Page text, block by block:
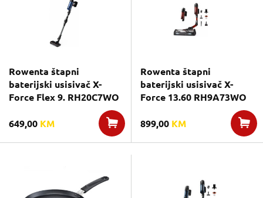
Rowenta štapni
baterijski usisivač X-
Force Flex 9. RH20C7WO
649,00 KM
Rowenta štapni
baterijski usisivač X-
Force 13.60 RH9A73WO
899,00 KM